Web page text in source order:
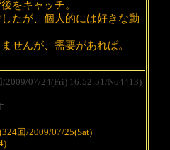
をキャッチ。
たが、個人的には好きな動
せんが、需要があれば。
/2009/07/24(Fri) 16:52:51/No4413)
(324回/2009/07/25(Sat)